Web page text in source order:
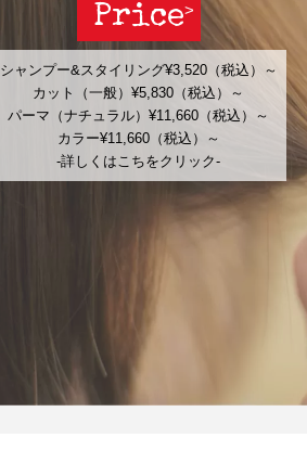
Price
シャンプー&スタイリング¥3,520（税込）～
カット（一般）¥5,830（税込）～
パーマ（ナチュラル）¥11,660（税込）～
カラー¥11,660（税込）～
-詳しくはこちをクリック-